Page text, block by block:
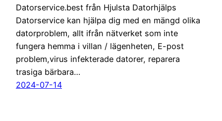
Datorservice.best från Hjulsta Datorhjälps
Datorservice kan hjälpa dig med en mängd olika
datorproblem, allt ifrån nätverket som inte
fungera hemma i villan / lägenheten, E-post
problem,virus infekterade datorer, reparera
trasiga bärbara…
2024-07-14